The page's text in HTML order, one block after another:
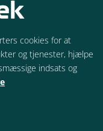
cookies for at
og tjenester, hjælpe
indsats og